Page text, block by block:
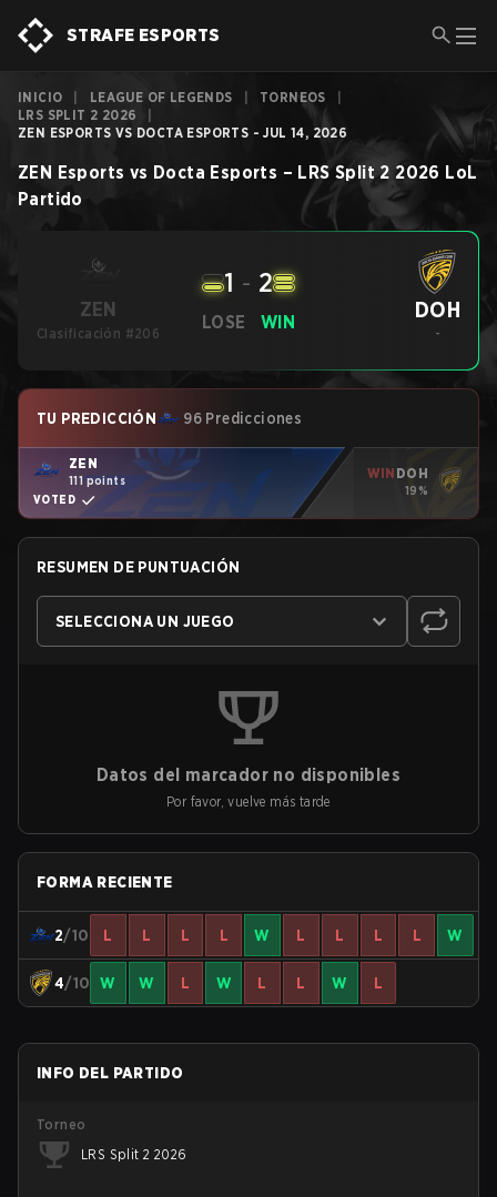
STRAFE ESPORTS
INICIO LEAGUE OF LEGENDS TORNEOS
LRS SPLIT 2 2026
ZEN ESPORTS VS DOCTA ESPORTS - JUL 14, 2026
ZEN Esports vs Docta Esports – LRS Split 2 2026 LoL
Partido
ZEN
Clasificación #206
LOSE
1 - 2
WIN DOH
-
TU PREDICCIÓN 96 Predicciones
ZEN
111 points
VOTED
WIN DOH
19%
RESUMEN DE PUNTUACIÓN
SELECCIONA UN JUEGO
Datos del marcador no disponibles
Por favor, vuelve más tarde
FORMA RECIENTE
2/10 L L L L W L L L L W
4/10 W W L W L L W L
INFO DEL PARTIDO
Torneo
LRS Split 2 2026